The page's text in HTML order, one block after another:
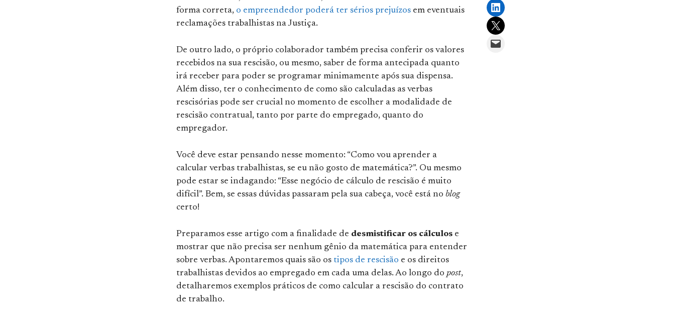
forma correta, o empreendedor poderá ter sérios prejuízos em eventuais
reclamações trabalhistas na Justiça.
De outro lado, o próprio colaborador também precisa conferir os valores
recebidos na sua rescisão, ou mesmo, saber de forma antecipada quanto
irá receber para poder se programar minimamente após sua dispensa.
Além disso, ter o conhecimento de como são calculadas as verbas
rescisórias pode ser crucial no momento de escolher a modalidade de
rescisão contratual, tanto por parte do empregado, quanto do
empregador.
Você deve estar pensando nesse momento: “Como vou aprender a
calcular verbas trabalhistas, se eu não gosto de matemática?”. Ou mesmo
pode estar se indagando: “Esse negócio de cálculo de rescisão é muito
difícil”. Bem, se essas dúvidas passaram pela sua cabeça, você está no blog
certo!
Preparamos esse artigo com a finalidade de desmistificar os cálculos e
mostrar que não precisa ser nenhum gênio da matemática para entender
sobre verbas. Apontaremos quais são os tipos de rescisão e os direitos
trabalhistas devidos ao empregado em cada uma delas. Ao longo do post,
detalharemos exemplos práticos de como calcular a rescisão do contrato
de trabalho.
Share on LinkedIn
Email this Page
Email this Page